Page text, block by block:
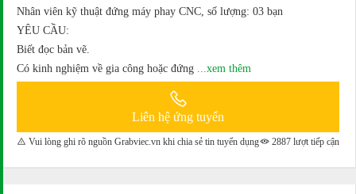
Nhân viên kỹ thuật đứng máy phay CNC, số lượng: 03 bạn
YÊU CẦU:
Biết đọc bản vẽ.
Có kinh nghiệm về gia công hoặc đứng
...xem thêm
Liên hệ ứng tuyển
Vui lòng ghi rõ nguồn Grabviec.vn khi chia sẻ tin tuyển dụng 2887 lượt tiếp cận